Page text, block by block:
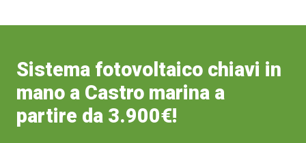
Sistema fotovoltaico chiavi in
mano a Castro marina a
partire da 3.900€!